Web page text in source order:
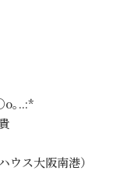
｡..:*
ウス大阪南港）